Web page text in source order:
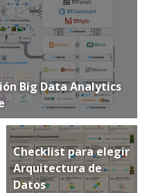
Big Data Analytics
Checklist para elegir
Arquitectura de
Datos